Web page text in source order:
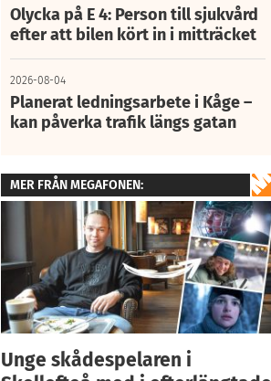
Olycka på E 4: Person till sjukvård
efter att bilen kört in i mitträcket
2026-08-04
Planerat ledningsarbete i Kåge –
kan påverka trafik längs gatan
MER FRÅN MEGAFONEN:
Unge skådespelaren i